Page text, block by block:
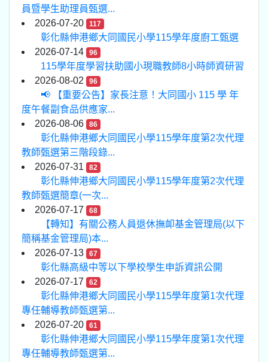
員暨學生助理員甄選...
2026-07-20
117
彰化縣伸港鄉大同國民小學115學年度廚工甄選
2026-07-14
96
115學年度學習扶助國小現職教師8小時師資研習
2026-08-02
96
📢 【重要公告】家長注意！大同國小 115 學 年
度午餐副食品供應家...
2026-08-06
86
彰化縣伸港鄉大同國民小學115學年度第2次代理
教師甄選第三階段錄...
2026-07-31
82
彰化縣伸港鄉大同國民小學115學年度第2次代理
教師甄選簡章(一次...
2026-07-17
68
【轉知】有關公務人員退休撫卹基金管理局(以下
簡稱基金管理局)本...
2026-07-13
67
彰化縣高級中等以下學校學生申訴資訊公開
2026-07-17
62
彰化縣伸港鄉大同國民小學115學年度第1次代理
專任輔導教師甄選第...
2026-07-20
61
彰化縣伸港鄉大同國民小學115學年度第1次代理
專任輔導教師甄選第...